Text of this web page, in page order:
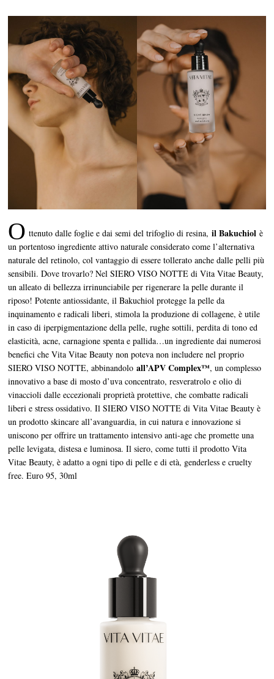
O ttenuto dalle foglie e dai semi del trifoglio di resina,il Bakuchiol è
un portentoso ingrediente attivo naturale considerato come l’alternativa
naturale del retinolo, col vantaggio di essere tollerato anche dalle pelli più
sensibili. Dove trovarlo? Nel SIERO VISO NOTTE di Vita Vitae Beauty,
un alleato di bellezza irrinunciabile per rigenerare la pelle durante il
riposo! Potente antiossidante, il Bakuchiol protegge la pelle da
inquinamento e radicali liberi, stimola la produzione di collagene, è utile
in caso di iperpigmentazione della pelle, rughe sottili, perdita di tono ed
elasticità, acne, carnagione spenta e pallida…un ingrediente dai numerosi
benefici che Vita Vitae Beauty non poteva non includere nel proprio
SIERO VISO NOTTE, abbinandoloall’APV Complex™, un complesso
innovativo a base di mosto d’uva concentrato, resveratrolo e olio di
vinaccioli dalle eccezionali proprietà protettive, che combatte radicali
liberi e stress ossidativo. Il SIERO VISO NOTTE di Vita Vitae Beauty è
un prodotto skincare all’avanguardia, in cui natura e innovazione si
uniscono per offrire un trattamento intensivo anti-age che promette una
pelle levigata, distesa e luminosa. Il siero, come tutti il prodotto Vita
Vitae Beauty, è adatto a ogni tipo di pelle e di età, genderless e cruelty
free. Euro 95, 30ml